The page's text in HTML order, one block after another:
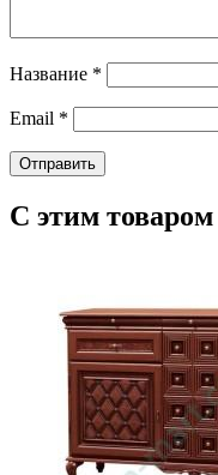
Название *
Email *
С этим